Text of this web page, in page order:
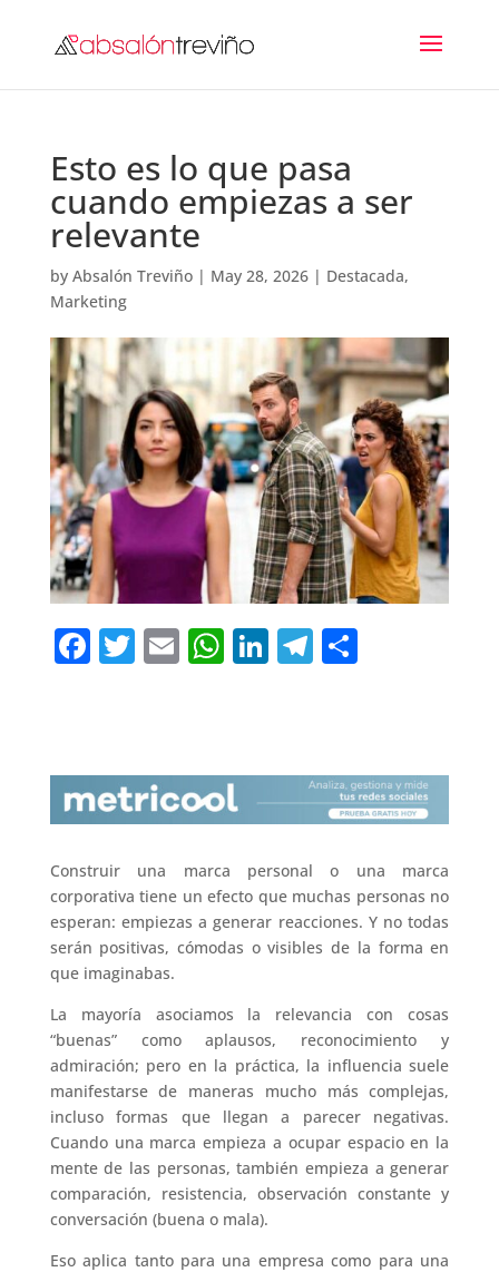
Esto es lo que pasa
cuando empiezas a ser
relevante
by Absalón Treviño| May 28, 2026| Destacada,
Marketing
F
b
o
o
k
T
r
E W
A
p
p
Li
dI
n
T
a
m
C
ar
ti
r
Construir una marca personal o una marca
corporativa tiene un efecto que muchas personas no
esperan: empiezas a generar reacciones. Y no todas
serán positivas, cómodas o visibles de la forma en
que imaginabas.
La mayoría asociamos la relevancia con cosas
“buenas” como aplausos, reconocimiento y
admiración; pero en la práctica, la influencia suele
manifestarse de maneras mucho más complejas,
incluso formas que llegan a parecer negativas.
Cuando una marca empieza a ocupar espacio en la
mente de las personas, también empieza a generar
comparación, resistencia, observación constante y
conversación (buena o mala).
Eso aplica tanto para una empresa como para una